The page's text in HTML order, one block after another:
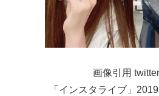
画像引用
「インスタライブ」